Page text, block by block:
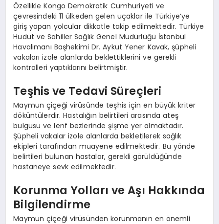
Özellikle Kongo Demokratik Cumhuriyeti ve
çevresindeki 11 ülkeden gelen uçaklar ile Türkiye’ye
giriş yapan yolcular dikkatle takip edilmektedir. Türkiye
Hudut ve Sahiller Sağlık Genel Müdürlüğü İstanbul
Havalimanı Başhekimi Dr. Aykut Yener Kavak, şüpheli
vakaları izole alanlarda beklettiklerini ve gerekli
kontrolleri yaptıklarını belirtmiştir.
Teşhis ve Tedavi Süreçleri
Maymun çiçeği virüsünde teşhis için en büyük kriter
döküntülerdir. Hastalığın belirtileri arasında ateş
bulgusu ve lenf bezlerinde şişme yer almaktadır.
Şüpheli vakalar izole alanlarda bekletilerek sağlık
ekipleri tarafından muayene edilmektedir. Bu yönde
belirtileri bulunan hastalar, gerekli görüldüğünde
hastaneye sevk edilmektedir.
Korunma Yolları ve Aşı Hakkında
Bilgilendirme
Maymun çiçeği virüsünden korunmanın en önemli